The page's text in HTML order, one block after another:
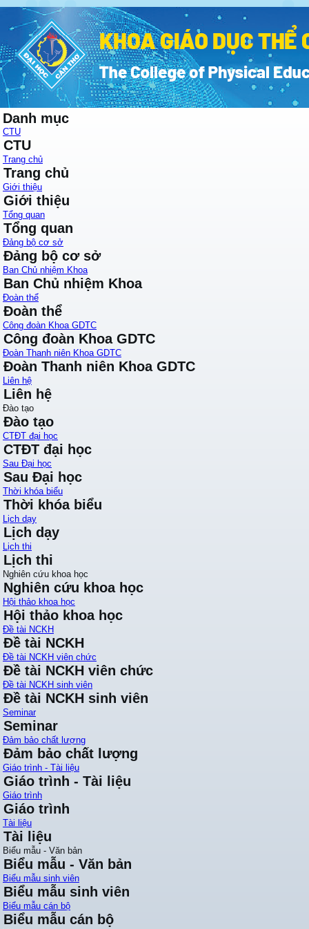
Danh mục
CTU
CTU
Trang chủ
Trang chủ
Giới thiệu
Giới thiệu
Tổng quan
Tổng quan
Đảng bộ cơ sở
Đảng bộ cơ sở
Ban Chủ nhiệm Khoa
Ban Chủ nhiệm Khoa
Đoàn thể
Đoàn thể
Công đoàn Khoa GDTC
Công đoàn Khoa GDTC
Đoàn Thanh niên Khoa GDTC
Đoàn Thanh niên Khoa GDTC
Liên hệ
Liên hệ
Đào tạo
Đào tạo
CTĐT đại học
CTĐT đại học
Sau Đại học
Sau Đại học
Thời khóa biểu
Thời khóa biểu
Lịch dạy
Lịch dạy
Lịch thi
Lịch thi
Nghiên cứu khoa học
Nghiên cứu khoa học
Hội thảo khoa học
Hội thảo khoa học
Đề tài NCKH
Đề tài NCKH
Đề tài NCKH viên chức
Đề tài NCKH viên chức
Đề tài NCKH sinh viên
Đề tài NCKH sinh viên
Seminar
Seminar
Đảm bảo chất lượng
Đảm bảo chất lượng
Giáo trình - Tài liệu
Giáo trình - Tài liệu
Giáo trình
Giáo trình
Tài liệu
Tài liệu
Biểu mẫu - Văn bản
Biểu mẫu - Văn bản
Biểu mẫu sinh viên
Biểu mẫu sinh viên
Biểu mẫu cán bộ
Biểu mẫu cán bộ